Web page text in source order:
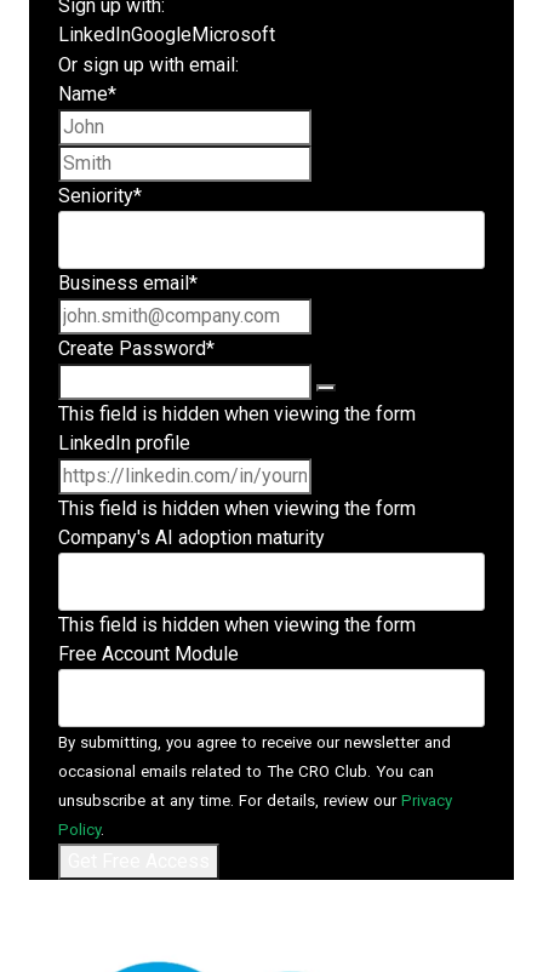
Sign up with:
LinkedInGoogleMicrosoft
Or sign up with email:
Name*
Seniority*
Business email *
Create Password*
This field is hidden when viewing the form
LinkedIn profile
This field is hidden when viewing the form
Company's AI adoption maturity
This field is hidden when viewing the form
Free Account Module
By submitting, you agree to receive our newsletter and
occasional emails related to The CRO Club. You can
unsubscribe at any time. For details, review our Privacy
Policy.